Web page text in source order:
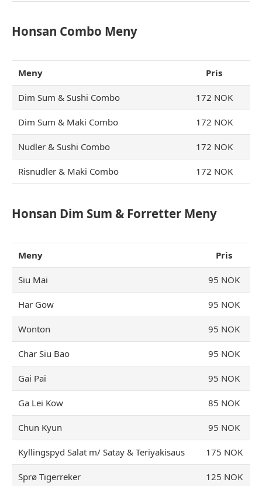
Honsan Combo Meny
Meny Pris
Dim Sum & Sushi Combo 172 NOK
Dim Sum & Maki Combo 172 NOK
Nudler & Sushi Combo 172 NOK
Risnudler & Maki Combo 172 NOK
Honsan Dim Sum & Forretter Meny
Meny Pris
Siu Mai 95 NOK
Har Gow 95 NOK
Wonton 95 NOK
Char Siu Bao 95 NOK
Gai Pai 95 NOK
Ga Lei Kow 85 NOK
Chun Kyun 95 NOK
Kyllingspyd Salat m/ Satay & Teriyakisaus 175 NOK
Sprø Tigerreker 125 NOK